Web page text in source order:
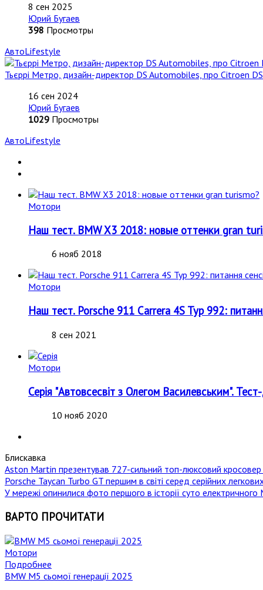
8 сен 2025
Юрий Бугаев
398 Просмотры
АвтоLifestyle
Тьєррі Метро, дизайн-директор DS Automobiles, про Citroen
16 сен 2024
Юрий Бугаев
1029 Просмотры
АвтоLifestyle
Мотори
Наш тест. BMW X3 2018: новые оттенки gran
6 нояб 2018
Мотори
Наш тест. Porsche 911 Carrera 4S Typ 992:
8 сен 2021
Мотори
Серія "Автовсесвіт з Олегом Василевським".
10 нояб 2020
Блискавка
Aston Martin презентував 727-сильний топ-люксовий кросовер
Porsche Taycan Turbo GT першим в світі серед серійних
У мережі опинилися фото першого в історії суто
ВАРТО ПРОЧИТАТИ
Мотори
Подробнее
BMW M5 сьомої генерації 2025